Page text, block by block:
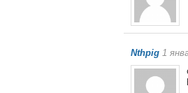
Nthpig 1